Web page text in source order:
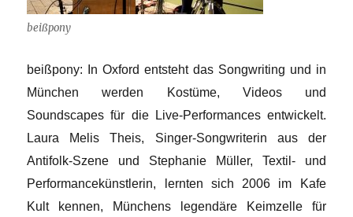
beißpony
beißpony: In Oxford entsteht das Songwriting und in
München werden Kostüme, Videos und
Soundscapes für die Live-Performances entwickelt.
Laura Melis Theis, Singer-Songwriterin aus der
Antifolk-Szene und Stephanie Müller, Textil- und
Performancekünstlerin, lernten sich 2006 im Kafe
Kult kennen, Münchens legendäre Keimzelle für